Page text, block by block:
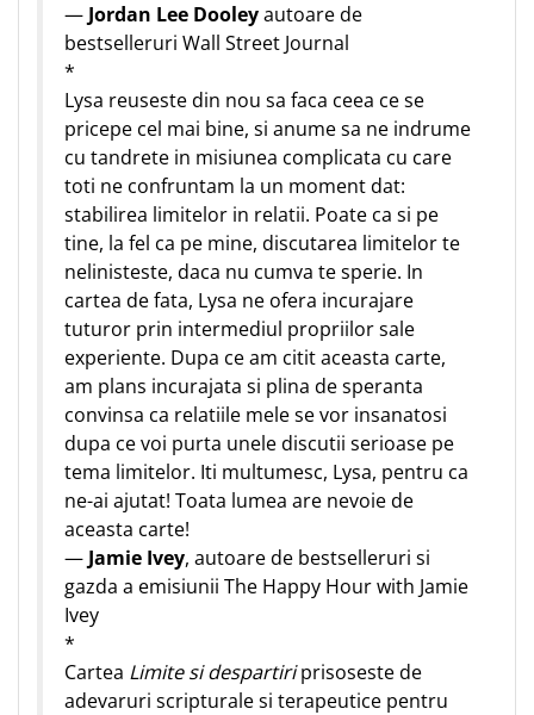
— Jordan Lee Dooleyautoare de
bestselleruri Wall Street Journal
*
Lysa reuseste din nou sa faca ceea ce se
pricepe cel mai bine, si anume sa ne indrume
cu tandrete in misiunea complicata cu care
toti ne confruntam la un moment dat:
stabilirea limitelor in relatii. Poate ca si pe
tine, la fel ca pe mine, discutarea limitelor te
nelinisteste, daca nu cumva te sperie. In
cartea de fata, Lysa ne ofera incurajare
tuturor prin intermediul propriilor sale
experiente. Dupa ce am citit aceasta carte,
am plans incurajata si plina de speranta
convinsa ca relatiile mele se vor insanatosi
dupa ce voi purta unele discutii serioase pe
tema limitelor. Iti multumesc, Lysa, pentru ca
ne-ai ajutat! Toata lumea are nevoie de
aceasta carte!
— Jamie Ivey, autoare de bestselleruri si
gazda a emisiunii The Happy Hour with Jamie
Ivey
*
Cartea Limite si despartiriprisoseste de
adevaruri scripturale si terapeutice pentru